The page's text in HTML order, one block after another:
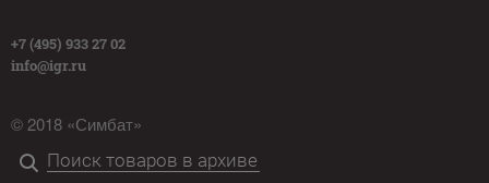
+7 (495) 933 27 02
info@igr.ru
© 2018 «Симбат»